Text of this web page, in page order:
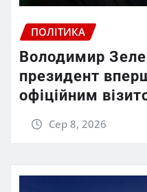
ПОЛІТИКА
Володимир
президент
офіційним
Сер 8, 2026